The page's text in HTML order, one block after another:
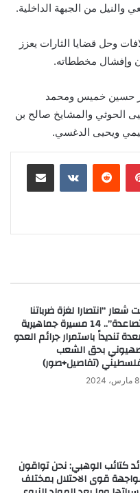
والنيل من الجبهة الداخلية.
وحل قضايا الثارات يعزز
وإفشال مخططاته.
حسين خميس ومحمد
الحوثي والمشايخ صالح بن
ويحيى الدغسي.
بينتيريست
شعار “انتصارا لغزة ضرباتنا
متصاعدة”.. 14 مسيرة جماهيرية
تنديداً باستمرار جرائم العدو
بحق الشعب
(تفاصيل+صور)
8 مارس، 2024
كتائب الوهبي: نحن تواقون
قوى الاحتلال بمختلف